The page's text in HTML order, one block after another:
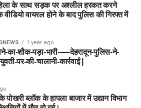
के साथ सड़क पर अश्लील हरकत करने
वीडियो वायरल होने के बाद पुलिस की गिरफ्त में
1 year ago
का-शौक-पड़ा-भारी-—-देहरादून-पुलिस-ने-
पर-की-चालानी-कार्रवाई |
ब्लॉक के हापला बाजार में उद्यान विभाग